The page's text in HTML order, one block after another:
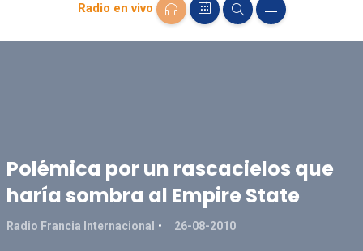
Radio en vivo
Polémica por un rascacielos que
haría sombra al Empire State
Radio Francia Internacional 26-08-2010